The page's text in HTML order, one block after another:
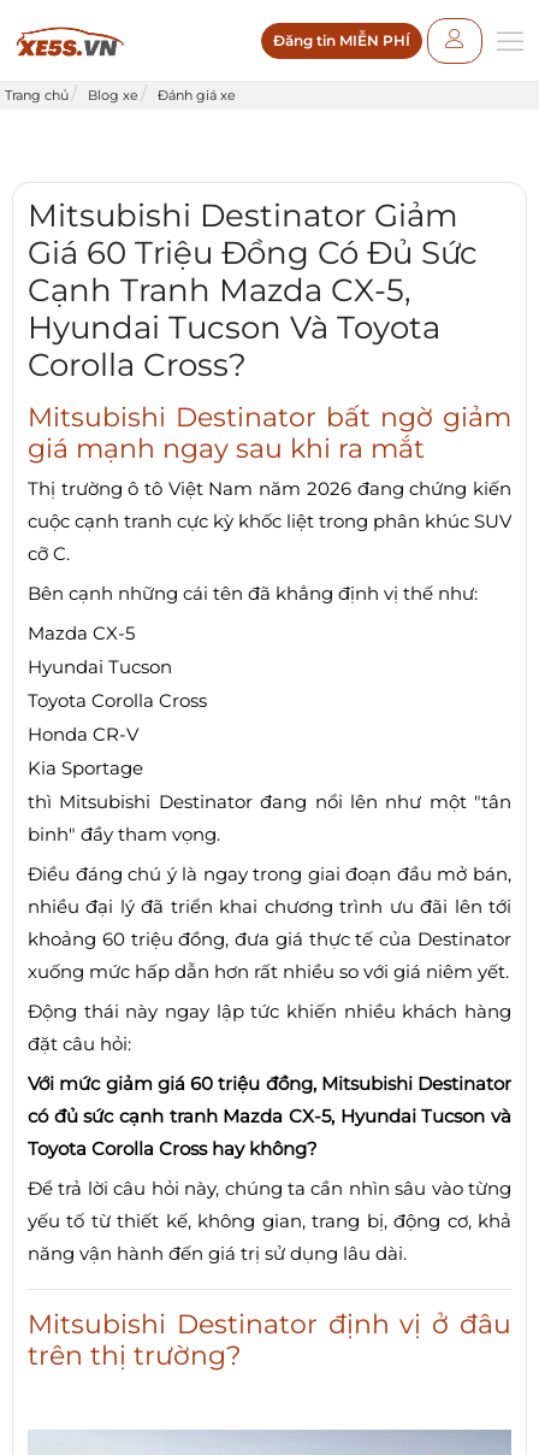
Đăng tin MIỄN PHÍ
Trang chủ Blog xe Đánh giá xe
Mitsubishi Destinator Giảm
Giá 60 Triệu Đồng Có Đủ Sức
Cạnh Tranh Mazda CX-5,
Hyundai Tucson Và Toyota
Corolla Cross?
Mitsubishi Destinator bất ngờ giảm
giá mạnh ngay sau khi ra mắt
Thị trường ô tô Việt Nam năm 2026 đang chứng kiến
cuộc cạnh tranh cực kỳ khốc liệt trong phân khúc SUV
cỡ C.
Bên cạnh những cái tên đã khẳng định vị thế như:
Mazda CX-5
Hyundai Tucson
Toyota Corolla Cross
Honda CR-V
Kia Sportage
thì Mitsubishi Destinator đang nổi lên như một "tân
binh" đầy tham vọng.
Điều đáng chú ý là ngay trong giai đoạn đầu mở bán,
nhiều đại lý đã triển khai chương trình ưu đãi lên tới
khoảng 60 triệu đồng, đưa giá thực tế của Destinator
xuống mức hấp dẫn hơn rất nhiều so với giá niêm yết.
Động thái này ngay lập tức khiến nhiều khách hàng
đặt câu hỏi:
Với mức giảm giá 60 triệu đồng, Mitsubishi Destinator
có đủ sức cạnh tranh Mazda CX-5, Hyundai Tucson và
Toyota Corolla Cross hay không?
Để trả lời câu hỏi này, chúng ta cần nhìn sâu vào từng
yếu tố từ thiết kế, không gian, trang bị, động cơ, khả
năng vận hành đến giá trị sử dụng lâu dài.
Mitsubishi Destinator định vị ở đâu
trên thị trường?